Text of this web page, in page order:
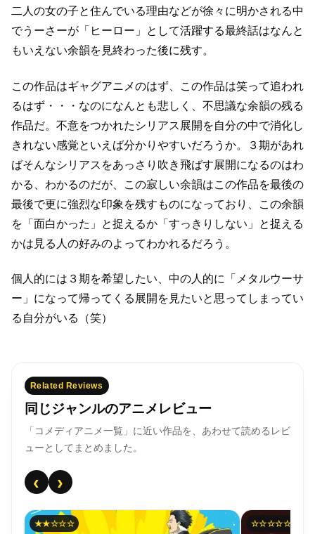
二人の女の子と住んでいる理由などが徐々に明かされる中
でうーさーが「ヒーロー」として活躍する最終話はなんと
もいえない余韻を見終わった後に残す。
この作品はギャグアニメのはず、この作品は笑って追われ
るはず・・・なのになんとも悲しく、不思議な余韻の残る
作品だ。 不意をつかれたシリアス展開を自分の中で消化し
きれない感覚といえば分かりやすいだろうか。
３期があれ
ばそんなシリアスをあっさり吹き飛ばす展開になるのはわ
かる、 わかるのだが、この寂しい余韻はこの作品を最後の
最後で更に強烈な印象を残すものになっており、
この余韻
を「面白かった」と捉えるか「すっきりしない」と捉える
かは 見る人の好みのよってわかれるだろう。
個人的には３期を希望したい、中の人的に「メタルウーサ
ー」になって帰ってくる展開を 見たいと思ってしまってい
る自分がいる（笑）
Related Reviews
同じジャンルのアニメレビュー
「コメディアニメ一覧」に近い作品を、あわせて読めるレビ
ューとしてまとめました。
‹ ›
★★☆☆☆ ☆☆☆☆☆